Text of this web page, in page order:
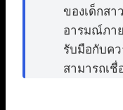
ของเด็กส
อารมณ์ภา
รับมือกับค
สามารถเชื่